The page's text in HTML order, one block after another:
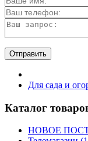
Отправить
Для сада и
Каталог
НОВОЕ